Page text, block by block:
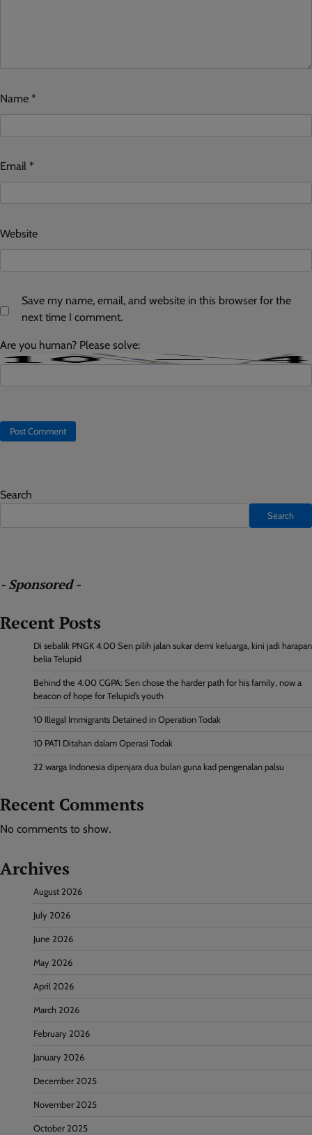
Name *
Email *
Website
Save my name, email, and website in this browser for the
next time I comment.
Are you human? Please solve:
Search
Search
- Sponsored -
Recent Posts
Di sebalik PNGK 4.00 Sen pilih jalan sukar demi keluarga, kini jadi harapan
belia Telupid
Behind the 4.00 CGPA: Sen chose the harder path for his family, now a
beacon of hope for Telupid’s youth
10 Illegal Immigrants Detained in Operation Todak
10 PATI Ditahan dalam Operasi Todak
22 warga Indonesia dipenjara dua bulan guna kad pengenalan palsu
Recent Comments
No comments to show.
Archives
August 2026
July 2026
June 2026
May 2026
April 2026
March 2026
February 2026
January 2026
December 2025
November 2025
October 2025